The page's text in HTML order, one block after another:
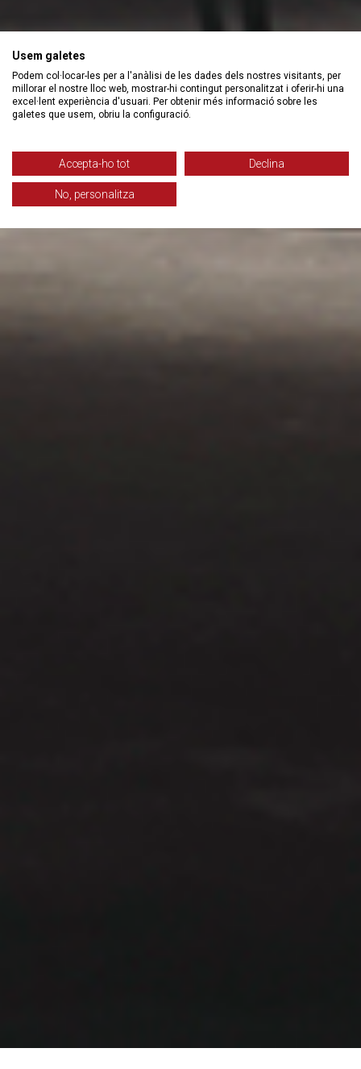
Usem galetes
Podem col·locar-les per a l'anàlisi de les dades dels nostres visitants, per
millorar el nostre lloc web, mostrar-hi contingut personalitzat i oferir-hi una
excel·lent experiència d'usuari. Per obtenir més informació sobre les
galetes que usem, obriu la configuració.
Accepta-ho tot Declina
No, personalitza